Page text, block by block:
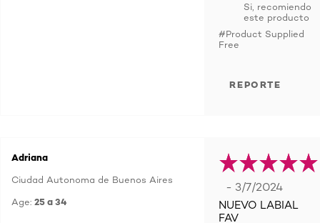
Si, recomiendo
este producto
#Product Supplied
Free
REPORTE
Adriana
Ciudad Autonoma de Buenos Aires
Age: 25 a 34
- 3/7/2024
NUEVO LABIAL
FAV